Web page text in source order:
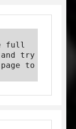
full
try
to